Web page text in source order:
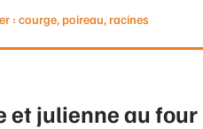
: courge, poireau, racines
et julienne au